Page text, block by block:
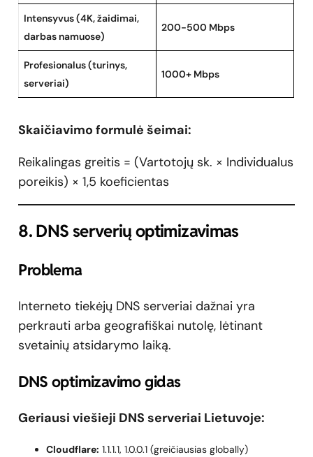
Intensyvus (4K, žaidimai,
darbas namuose)
200-500 Mbps
Profesionalus (turinys,
serveriai)
1000+ Mbps
Skaičiavimo formulė šeimai:
Reikalingas greitis = (Vartotojų sk. × Individualus
poreikis) × 1,5 koeficientas
8. DNS serverių optimizavimas
Problema
Interneto tiekėjų DNS serveriai dažnai yra
perkrauti arba geografiškai nutolę, lėtinant
svetainių atsidarymo laiką.
DNS optimizavimo gidas
Geriausi viešieji DNS serveriai Lietuvoje:
Cloudflare: 1.1.1.1, 1.0.0.1 (greičiausias globally)